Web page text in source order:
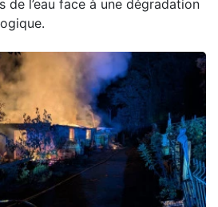
de l’eau face à une dégradation